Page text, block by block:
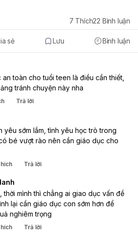
sẻ Lưu Bình luận
7 Thích22 Bình luận
toàn cho tuổi teen là điều cần thiết,
tránh chuyện này nha
Trả lời
yêu sớm lắm, tình yêu học trò trong
bé vượt rào nên cần giáo dục cho
Trả lời
thời mình thì chẳng ai giao dục vấn đề
lại cần giáo dục con sớm hơn để
nghiêm trọng
Trả lời